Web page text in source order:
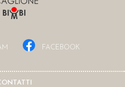
FACEBOOK